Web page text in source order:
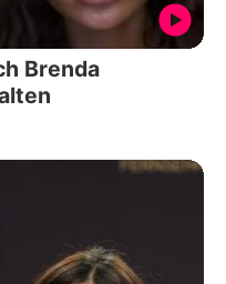
Brenda